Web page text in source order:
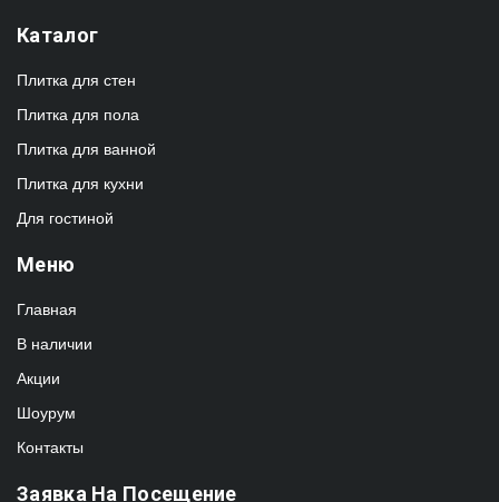
Каталог
Плитка для стен
Плитка для пола
Плитка для ванной
Плитка для кухни
Для гостиной
Меню
Главная
В наличии
Акции
Шоурум
Контакты
Заявка На Посещение